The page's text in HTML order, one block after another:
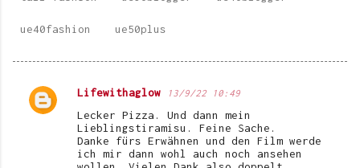
ue40fashion ue50plus
K
Lifewithaglow 13/9/22 10:49
Lecker Pizza. Und dann mein
Lieblingstiramisu. Feine Sache.
Danke fürs Erwähnen und den Film werde
ich mir dann wohl auch noch ansehen